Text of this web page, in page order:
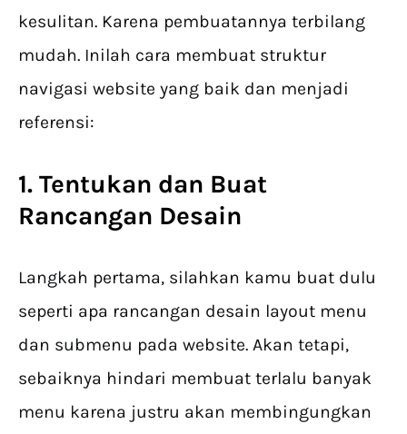
kesulitan. Karena pembuatannya terbilang
mudah. Inilah cara membuat struktur
navigasi website yang baik dan menjadi
referensi:
1. Tentukan dan Buat
Rancangan Desain
Langkah pertama, silahkan kamu buat dulu
seperti apa rancangan desain layout menu
dan submenu pada website. Akan tetapi,
sebaiknya hindari membuat terlalu banyak
menu karena justru akan membingungkan